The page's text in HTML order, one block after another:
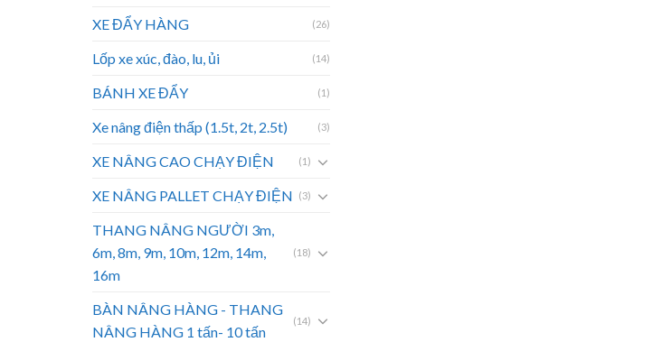
XE ĐẨY HÀNG (26)
Lốp xe xúc, đào, lu, ủi (14)
BÁNH XE ĐẨY (1)
Xe nâng điện thấp (1.5t, 2t, 2.5t) (3)
XE NÂNG CAO CHẠY ĐIỆN (1)
XE NÂNG PALLET CHẠY ĐIỆN (3)
THANG NÂNG NGƯỜI 3m,
6m, 8m, 9m, 10m, 12m, 14m,
16m
(18)
BÀN NÂNG HÀNG - THANG
NÂNG HÀNG 1 tấn- 10 tấn
(14)